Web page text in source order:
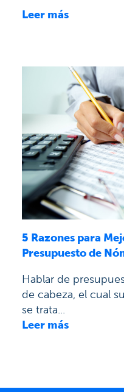
Leer más
5 Razones para
Presupuesto de
Hablar de
de cabeza, el cual
se trata...
Leer más